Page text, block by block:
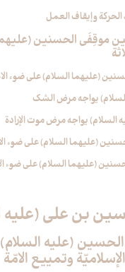
موقِفَي الحسنين
يواجه مرض الشك
السلام) يواجه مرض موت الإرادة
الحسين (عليه
وتمييع الامّة